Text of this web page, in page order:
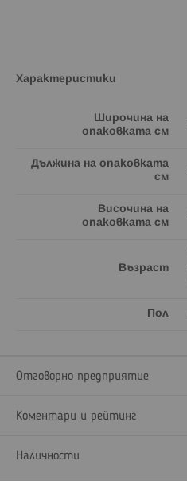
Характеристики
Широчина на
опаковката см
Дължина на опаковката
см
Височина на
опаковката см
Възраст
Пол
Отговорно предприятие
Коментари и рейтинг
Наличности